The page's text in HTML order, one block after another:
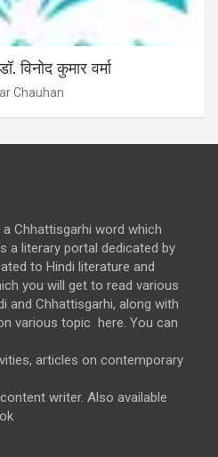
कुमार वर्मा
Chauhan
a Chhattisgarhi word which
a literary portal dedicated by
to Hindi literature and
you will get to read various
and Chhattisgarhi, along with
various topic here. You can
articles on contemporary
writer. Also available